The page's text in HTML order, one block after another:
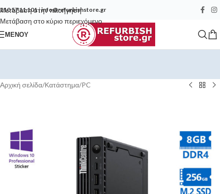
Μετάβαση στην πλοήγηση
Μετάβαση στο κύριο περιεχόμενο
210 57 11 101|info@refurbishstore.gr
ΜΕΝΟΎ
Αρχική σελίδα/Κατάστημα/PC